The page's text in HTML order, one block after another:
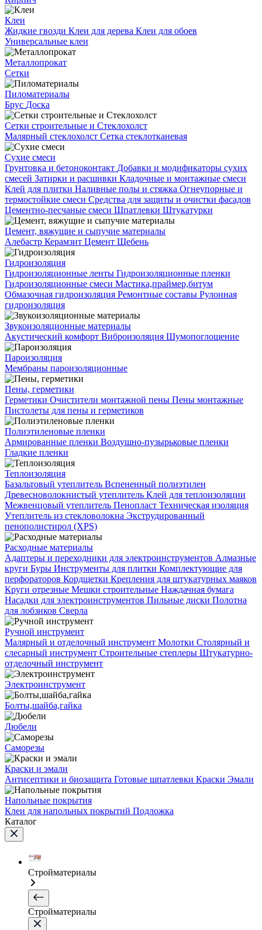
Клеи
Жидкие гвозди Клеи для дерева Клеи для обоев
Универсальные клеи
Металлопрокат
Сетки
Пиломатериалы
Брус Доска
Сетки строительные и Стеклохолст
Малярный стеклохолст Сетка стеклотканевая
Сухие смеси
Грунтовка и бетоноконтакт Добавки и модификаторы сухих
смесей Затирки и расшивки Кладочные и монтажные смеси
Клей для плитки Наливные полы и стяжка Огнеупорные и
термостойкие смеси Средства для защиты и очистки фасадов
Цементно-песчаные смеси Шпатлевки Штукатурки
Цемент, вяжущие и сыпучие материалы
Алебастр Керамзит Цемент Щебень
Гидроизоляция
Гидроизоляционные ленты Гидроизоляционные пленки
Гидроизоляционные смеси Мастика,праймер,битум
Обмазочная гидроизоляция Ремонтные составы Рулонная
гидроизоляция
Звукоизоляционные материалы
Акустический комфорт Виброизоляция Шумопоглощение
Пароизоляция
Мембраны пароизоляционные
Пены, герметики
Герметики Очистители монтажной пены Пены монтажные
Пистолеты для пены и герметиков
Полиэтиленовые пленки
Армированные пленки Воздушно-пузырьковые пленки
Гладкие пленки
Теплоизоляция
Базальтовый утеплитель Вспененный полиэтилен
Древесноволокнистый утеплитель Клей для теплоизоляции
Межвенцовый утеплитель Пенопласт Техническая изоляция
Утеплитель из стекловолокна Экструдированный
пенополистирол (XPS)
Расходные материалы
Адаптеры и переходники для электроинструментов Алмазные
круги Буры Инструменты для плитки Комплектующие для
перфораторов Кордщетки Крепления для штукатурных маяков
Круги отрезные Мешки строительные Наждачная бумага
Насадки для электроинструментов Пильные диски Полотна
для лобзиков Сверла
Ручной инструмент
Малярный и отделочный инструмент Молотки Столярный и
слесарный инструмент Строительные степлеры Штукатурно-
отделочный инструмент
Электроинструмент
Болты,шайба,гайка
Дюбели
Саморезы
Краски и эмали
Антисептики и биозащита Готовые шпатлевки Краски Эмали
Напольные покрытия
Клеи для напольных покрытий Подложка
Каталог
Стройматериалы
Стройматериалы